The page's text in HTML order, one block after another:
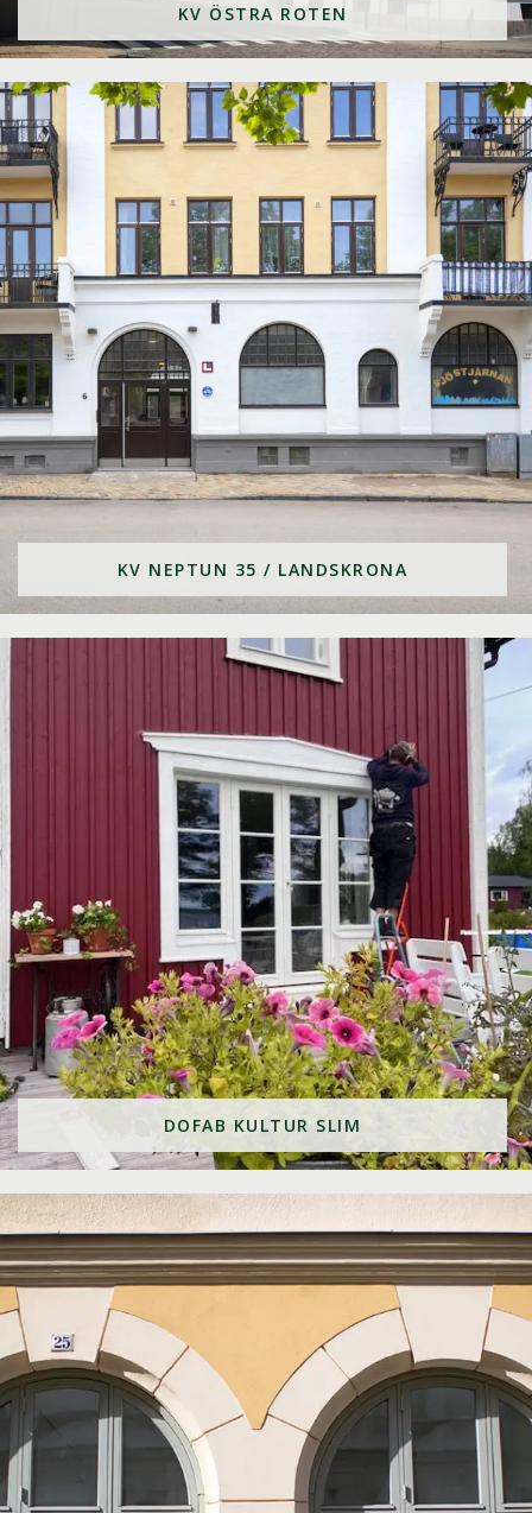
KV ÖSTRA ROTEN
KV NEPTUN 35 / LANDSKRONA
DOFAB KULTUR SLIM